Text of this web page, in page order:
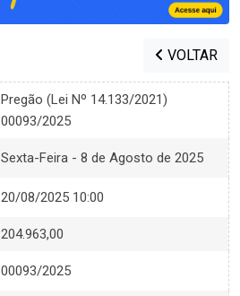
VOLTAR
Pregão (Lei Nº 14.133/2021)
00093/2025
Sexta-Feira - 8 de Agosto de 2025
20/08/2025 10:00
204.963,00
00093/2025